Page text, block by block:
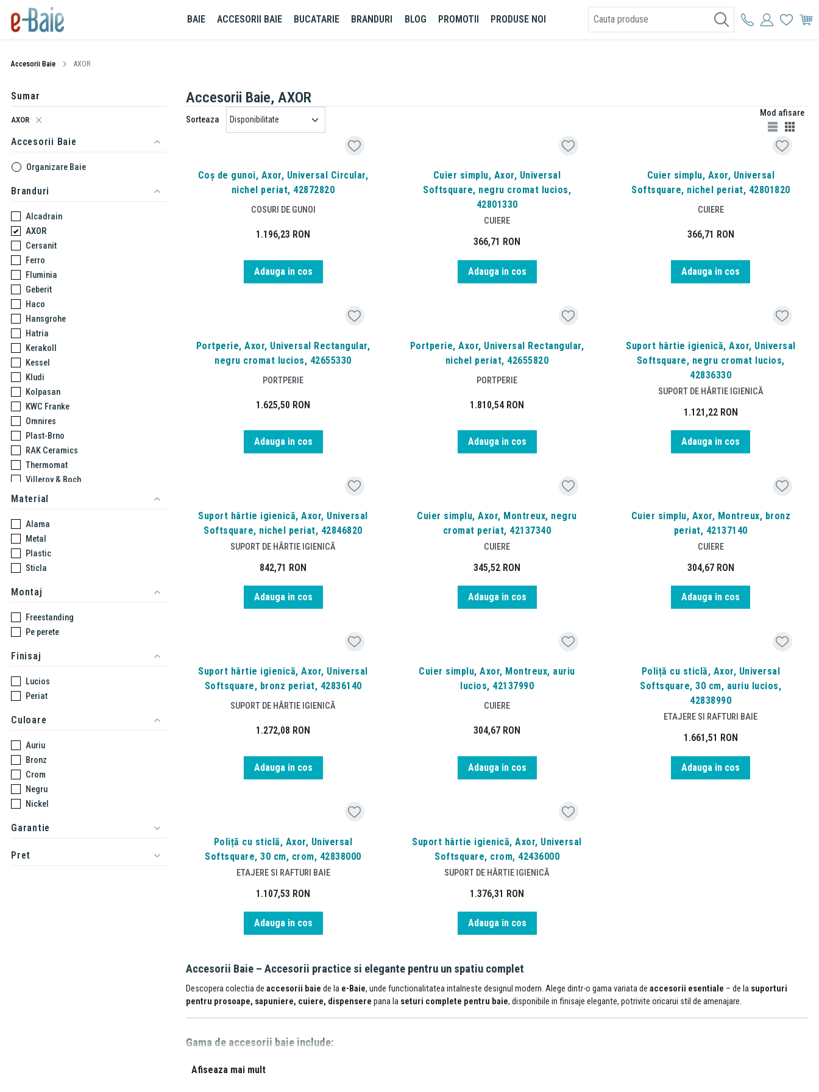
BAIE ACCESORII BAIE BUCATARIE BRANDURI BLOG PROMOTII PRODUSE NOI
Accesorii Baie AXOR
Sumar
AXOR
Accesorii Baie
Organizare Baie
Branduri
Alcadrain
AXOR
Cersanit
Ferro
Fluminia
Geberit
Haco
Hansgrohe
Hatria
Kerakoll
Kessel
Kludi
Kolpasan
KWC Franke
Omnires
Plast-Brno
RAK Ceramics
Thermomat
Villeroy & Boch
Material
Alama
Metal
Plastic
Sticla
Montaj
Freestanding
Pe perete
Finisaj
Lucios
Periat
Culoare
Auriu
Bronz
Crom
Negru
Nickel
Garantie
Pret
Accesorii Baie, AXOR
Sorteaza
Mod afisare
Coș de gunoi, Axor, Universal Circular,
nichel periat, 42872820
COSURI DE GUNOI
1.196,23 RON
Adauga in cos
Cuier simplu, Axor, Universal
Softsquare, negru cromat lucios,
42801330
CUIERE
366,71 RON
Adauga in cos
Cuier simplu, Axor, Universal
Softsquare, nichel periat, 42801820
CUIERE
366,71 RON
Adauga in cos
Portperie, Axor, Universal Rectangular,
negru cromat lucios, 42655330
PORTPERIE
1.625,50 RON
Adauga in cos
Portperie, Axor, Universal Rectangular,
nichel periat, 42655820
PORTPERIE
1.810,54 RON
Adauga in cos
Suport hârtie igienică, Axor, Universal
Softsquare, negru cromat lucios,
42836330
SUPORT DE HÂRTIE IGIENICĂ
1.121,22 RON
Adauga in cos
Suport hârtie igienică, Axor, Universal
Softsquare, nichel periat, 42846820
SUPORT DE HÂRTIE IGIENICĂ
842,71 RON
Adauga in cos
Cuier simplu, Axor, Montreux, negru
cromat periat, 42137340
CUIERE
345,52 RON
Adauga in cos
Cuier simplu, Axor, Montreux, bronz
periat, 42137140
CUIERE
304,67 RON
Adauga in cos
Suport hârtie igienică, Axor, Universal
Softsquare, bronz periat, 42836140
SUPORT DE HÂRTIE IGIENICĂ
1.272,08 RON
Adauga in cos
Cuier simplu, Axor, Montreux, auriu
lucios, 42137990
CUIERE
304,67 RON
Adauga in cos
Poliță cu sticlă, Axor, Universal
Softsquare, 30 cm, auriu lucios,
42838990
ETAJERE SI RAFTURI BAIE
1.661,51 RON
Adauga in cos
Poliță cu sticlă, Axor, Universal
Softsquare, 30 cm, crom, 42838000
ETAJERE SI RAFTURI BAIE
1.107,53 RON
Adauga in cos
Suport hârtie igienică, Axor, Universal
Softsquare, crom, 42436000
SUPORT DE HÂRTIE IGIENICĂ
1.376,31 RON
Adauga in cos
Accesorii Baie – Accesorii practice si elegante pentru un spatiu complet
Descopera colectia deaccesorii baie de la e-Baie, unde functionalitatea intalneste designul modern. Alege dintr-o gama variata deaccesorii esentiale – de la suporturi
pentru prosoape, sapuniere, cuiere, dispensere pana la seturi complete pentru baie, disponibile in finisaje elegante, potrivite oricarui stil de amenajare.
Gama de accesorii baie include:
🛁Suporturi pentru prosop
Afiseaza mai mult